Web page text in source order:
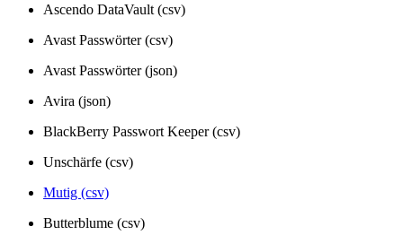
Ascendo DataVault (csv)
Avast Passwörter (csv)
Avast Passwörter (json)
Avira (json)
BlackBerry Passwort Keeper (csv)
Unschärfe (csv)
Mutig (csv)
Butterblume (csv)